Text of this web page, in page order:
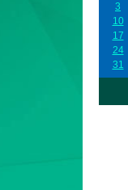
3
10
17
24
31